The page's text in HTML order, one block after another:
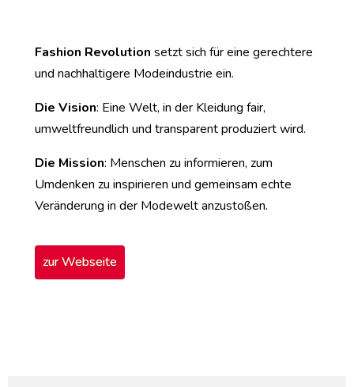
Fashion Revolution setzt sich für eine gerechtere
und nachhaltigere Modeindustrie ein.
Die Vision: Eine Welt, in der Kleidung fair,
umweltfreundlich und transparent produziert wird.
Die Mission: Menschen zu informieren, zum
Umdenken zu inspirieren und gemeinsam echte
Veränderung in der Modewelt anzustoßen.
zur Webseite